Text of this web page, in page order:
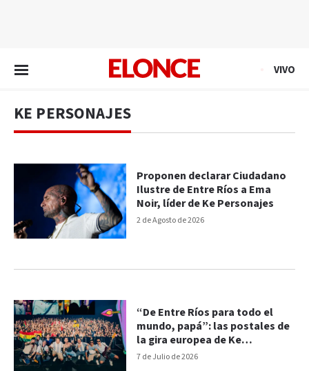
VIVO
KE PERSONAJES
2 de Agosto de 2026
Proponen declarar Ciudadano
Ilustre de Entre Ríos a Ema
Noir, líder de Ke Personajes
7 de Julio de 2026
“De Entre Ríos para todo el
mundo, papá”: las postales de
la gira europea de Ke
Personajes